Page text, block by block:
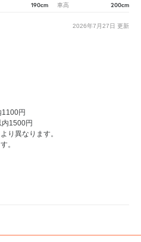
190cm 車高 200cm
2026年7月27日 更新
1100円
内1500円
り異なります。
。